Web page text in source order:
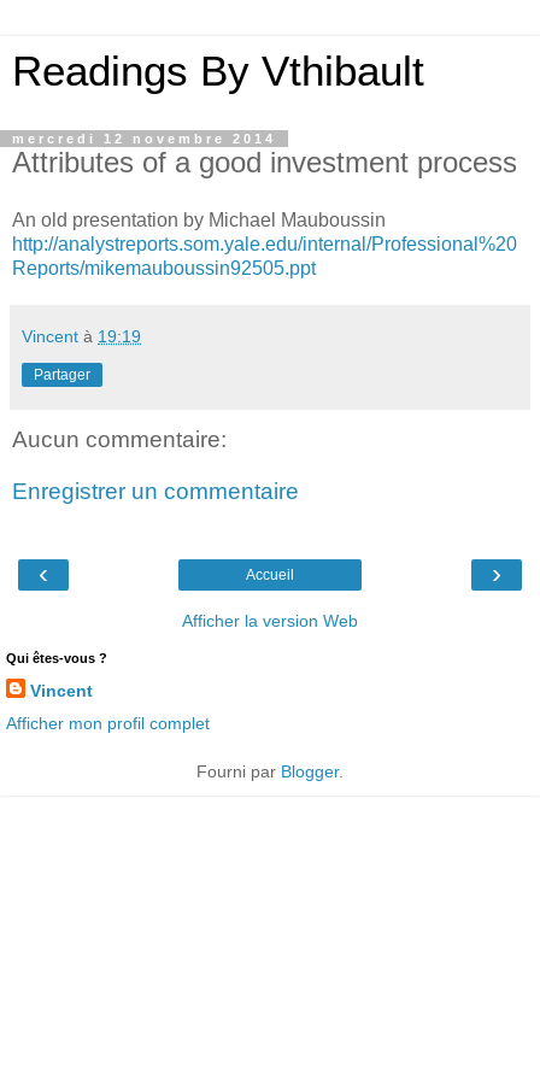
Readings By Vthibault
mercredi 12 novembre 2014
Attributes of a good investment process
An old presentation by Michael Mauboussin
http://analystreports.som.yale.edu/internal/Professional%20
Reports/mikemauboussin92505.ppt
Vincent à 19:19
Partager
Aucun commentaire:
Enregistrer un commentaire
‹ ›
Accueil
Afficher la version Web
Qui êtes-vous ?
Vincent
Afficher mon profil complet
Fourni par Blogger.